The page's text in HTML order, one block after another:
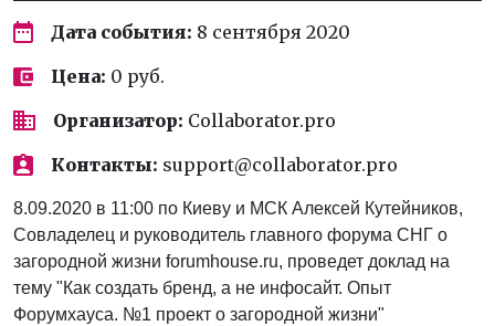
Дата события: 8 сентября 2020
Цена: 0 руб.
Организатор: Collaborator.pro
Контакты: support@collaborator.pro
8.09.2020 в 11:00 по Киеву и МСК Алексей Кутейников,
Совладелец и руководитель главного форума СНГ о
загородной жизни forumhouse.ru, проведет доклад на
тему "Как создать бренд, а не инфосайт. Опыт
Форумхауса. №1 проект о загородной жизни"